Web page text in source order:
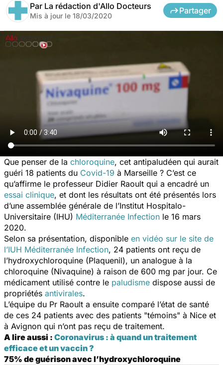
Par La rédaction d'Allo Docteurs
Mis à jour le 18/03/2020
Partager
Que penser de la chloroquine, cet antipaludéen qui aurait
guéri 18 patients du Covid-19 à Marseille ? C’est ce
qu’affirme le professeur Didier Raoult qui a encadré un
essai clinique, et dont les résultats ont été présentés lors
d’une assemblée générale de l’Institut Hospitalo-
Universitaire (IHU) Méditerranée Infection le 16 mars
2020.
Selon sa présentation, disponible en vidéo sur le site de
l’IUH Méditerranée Infection, 24 patients ont reçu de
l’hydroxychloroquine (Plaquenil), un analogue à la
chloroquine (Nivaquine) à raison de 600 mg par jour. Ce
médicament utilisé contre le paludisme dispose aussi de
propriétés antivirales.
L’équipe du Pr Raoult a ensuite comparé l’état de santé
de ces 24 patients avec des patients "témoins" à Nice et
à Avignon qui n’ont pas reçu de traitement.
A lire aussi : Coronavirus : à quand un traitement
efficace et un vaccin ?
75% de guérison avec l’hydroxychloroquine